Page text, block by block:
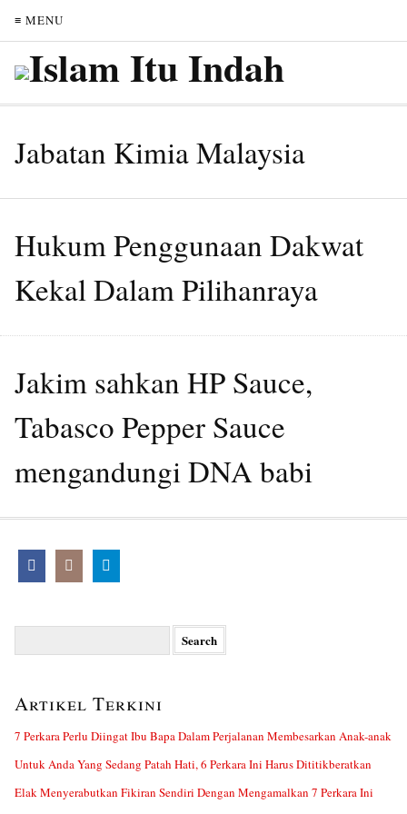
≡ MENU
Jabatan Kimia Malaysia
Hukum Penggunaan Dakwat
Kekal Dalam Pilihanraya
Jakim sahkan HP Sauce,
Tabasco Pepper Sauce
mengandungi DNA babi
Artikel Terkini
7 Perkara Perlu Diingat Ibu Bapa Dalam Perjalanan Membesarkan Anak-anak
Untuk Anda Yang Sedang Patah Hati, 6 Perkara Ini Harus Dititikberatkan
Elak Menyerabutkan Fikiran Sendiri Dengan Mengamalkan 7 Perkara Ini